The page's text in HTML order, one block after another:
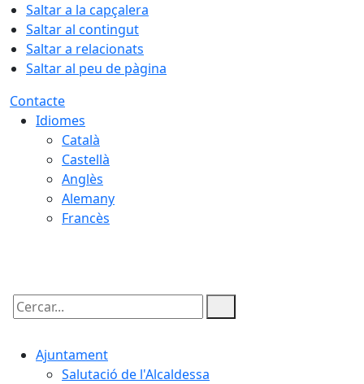
Saltar a la capçalera
Saltar al contingut
Saltar a relacionats
Saltar al peu de pàgina
Contacte
Idiomes
Català
Castellà
Anglès
Alemany
Francès
Cercar:
Ajuntament
Salutació de l'Alcaldessa